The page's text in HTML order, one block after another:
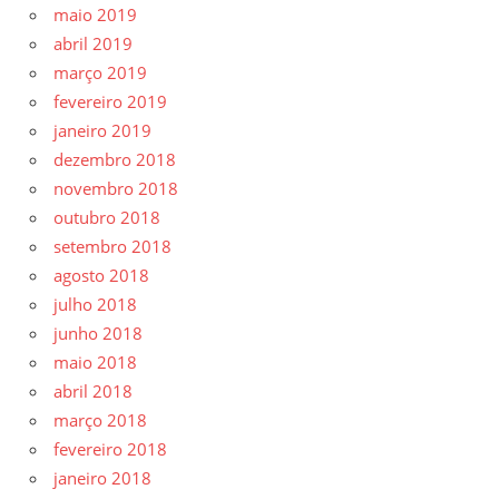
maio 2019
abril 2019
março 2019
fevereiro 2019
janeiro 2019
dezembro 2018
novembro 2018
outubro 2018
setembro 2018
agosto 2018
julho 2018
junho 2018
maio 2018
abril 2018
março 2018
fevereiro 2018
janeiro 2018